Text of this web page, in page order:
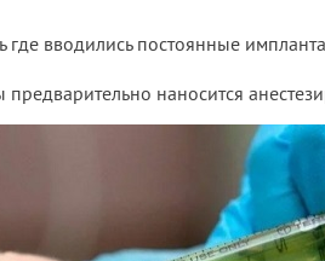
вводились постоянные
наносится